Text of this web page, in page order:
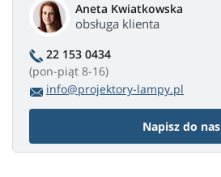
Aneta Kwiatkowska
obsługa klienta
22 153 0434
(pon-piąt 8-16)
info@projektory-lampy.pl
Napisz do nas